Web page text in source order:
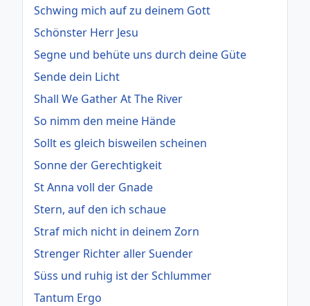
Schwing mich auf zu deinem Gott
Schönster Herr Jesu
Segne und behüte uns durch deine Güte
Sende dein Licht
Shall We Gather At The River
So nimm den meine Hände
Sollt es gleich bisweilen scheinen
Sonne der Gerechtigkeit
St Anna voll der Gnade
Stern, auf den ich schaue
Straf mich nicht in deinem Zorn
Strenger Richter aller Suender
Süss und ruhig ist der Schlummer
Tantum Ergo